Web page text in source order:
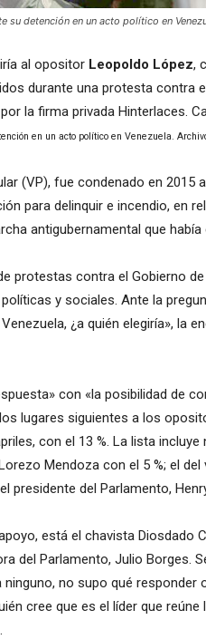
su detención en un acto político en
al opositor Leopoldo López,
durante una protesta contra
la firma privada Hinterlaces.
en un acto político en Venezuela.
(VP), fue condenado en 2015
para delinquir e incendio, en
antigubernamental que
protestas contra el Gobierno
y sociales. Ante la
¿a quién elegiría», la
con «la posibilidad de
lugares siguientes a los
con el 13 %. La lista
Mendoza con el 5 %; el
presidente del Parlamento,
está el chavista Diosdado
del Parlamento, Julio Borges.
no supo qué responder
cree que es el líder que